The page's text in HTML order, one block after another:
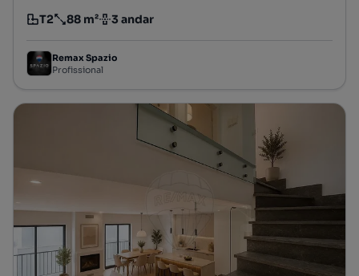
Tipologia
T2
Preço por metro quadrado
88 m²
Andar 3 andar
Remax Spazio
Profissional